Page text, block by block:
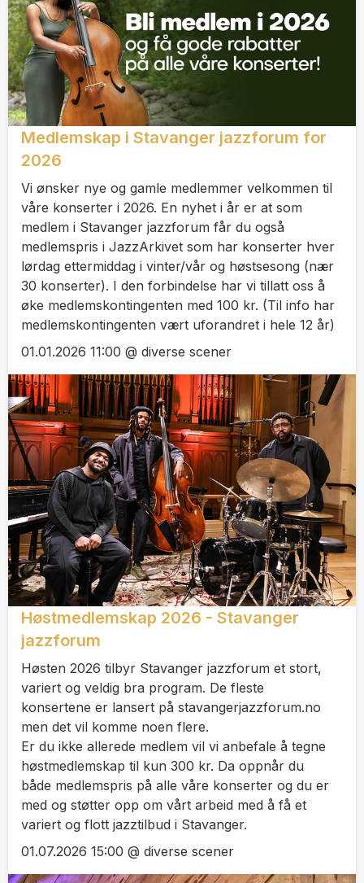
Medlemskap i Stavanger jazzforum for
2026
Vi ønsker nye og gamle medlemmer velkommen til
våre konserter i 2026. En nyhet i år er at som
medlem i Stavanger jazzforum får du også
medlemspris i JazzArkivet som har konserter hver
lørdag ettermiddag i vinter/vår og høstsesong (nær
30 konserter). I den forbindelse har vi tillatt oss å
øke medlemskontingenten med 100 kr. (Til info har
medlemskontingenten vært uforandret i hele 12 år)
01.01.2026 11:00 @ diverse scener
Høstmedlemskap 2026 - Stavanger
jazzforum
Høsten 2026 tilbyr Stavanger jazzforum et stort,
variert og veldig bra program. De fleste
konsertene er lansert på stavangerjazzforum.no
men det vil komme noen flere.
Er du ikke allerede medlem vil vi anbefale å tegne
høstmedlemskap til kun 300 kr. Da oppnår du
både medlemspris på alle våre konserter og du er
med og støtter opp om vårt arbeid med å få et
variert og flott jazztilbud i Stavanger.
01.07.2026 15:00 @ diverse scener